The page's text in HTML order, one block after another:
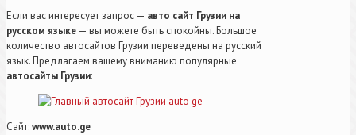
Если вас интересует запрос — авто сайт Грузии на
русском языке — вы можете быть спокойны. Большое
количество автосайтов Грузии переведены на русский
язык. Предлагаем вашему вниманию популярные
автосайты Грузии:
Сайт:www.auto.ge